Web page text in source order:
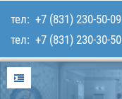
тел: +7 (831) 230-50-09
тел: +7 (831) 230-30-50